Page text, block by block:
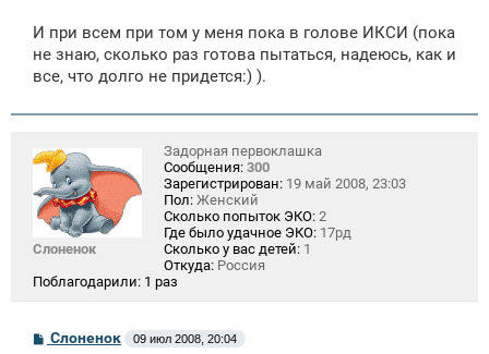
И при всем при том у меня пока в голове ИКСИ (пока
не знаю, сколько раз готова пытаться, надеюсь, как и
все, что долго не придется:) ).
Слоненок
Задорная первоклашка
Сообщения: 300
Зарегистрирован: 19 май 2008, 23:03
Пол: Женский
Сколько попыток ЭКО: 2
Где было удачное ЭКО: 17рд
Сколько у вас детей: 1
Откуда: Россия
Поблагодарили: 1 раз
ССлоненок 09 июл 2008, 20:04